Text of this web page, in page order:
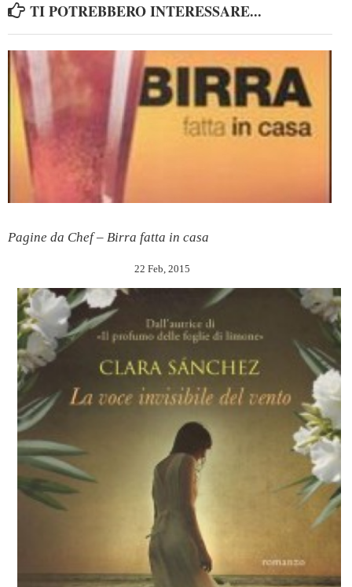
TI POTREBBERO INTERESSARE...
Pagine da Chef – Birra fatta in casa
22 Feb, 2015